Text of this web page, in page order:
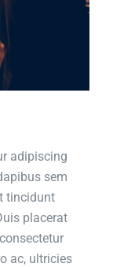
adipiscing
sem
tincidunt
placerat
ac, ultricies